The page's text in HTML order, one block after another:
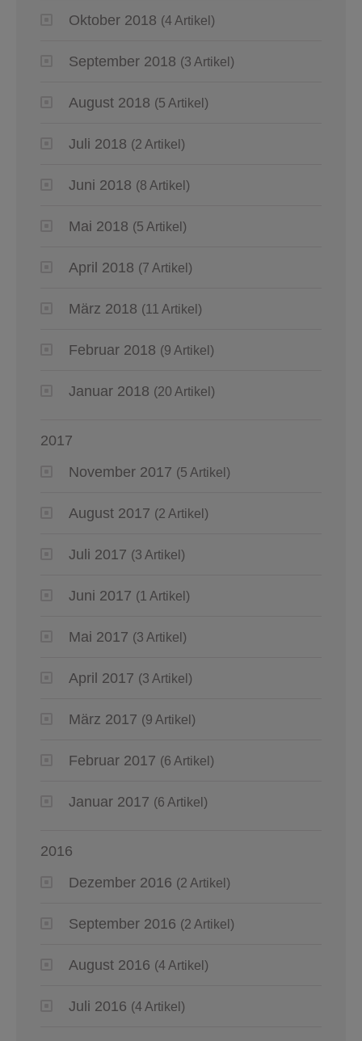
Oktober 2018 (4 Artikel)
September 2018 (3 Artikel)
August 2018 (5 Artikel)
Juli 2018 (2 Artikel)
Juni 2018 (8 Artikel)
Mai 2018 (5 Artikel)
April 2018 (7 Artikel)
März 2018 (11 Artikel)
Februar 2018 (9 Artikel)
Januar 2018 (20 Artikel)
2017
November 2017 (5 Artikel)
August 2017 (2 Artikel)
Juli 2017 (3 Artikel)
Juni 2017 (1 Artikel)
Mai 2017 (3 Artikel)
April 2017 (3 Artikel)
März 2017 (9 Artikel)
Februar 2017 (6 Artikel)
Januar 2017 (6 Artikel)
2016
Dezember 2016 (2 Artikel)
September 2016 (2 Artikel)
August 2016 (4 Artikel)
Juli 2016 (4 Artikel)